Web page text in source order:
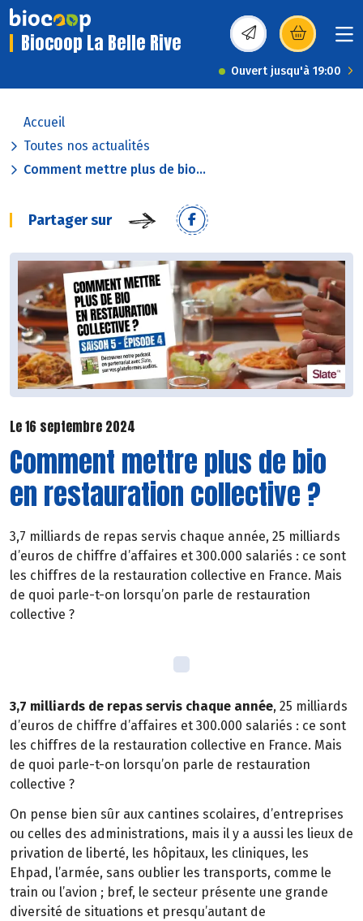
Biocoop La Belle Rive (s’ouvre dans une
Ouvert jusqu'à 19:00
Accueil
Toutes nos actualités
Comment mettre plus de bio...
Partager sur
Le 16 septembre 2024
Comment mettre plus de bio
en restauration collective ?
3,7 milliards de repas servis chaque année, 25 milliards
d’euros de chiffre d’affaires et 300.000 salariés : ce sont
les chiffres de la restauration collective en France. Mais
de quoi parle-t-on lorsqu’on parle de restauration
collective ?
3,7 milliards de repas servis chaque année, 25 milliards
d’euros de chiffre d’affaires et 300.000 salariés : ce sont
les chiffres de la restauration collective en France. Mais
de quoi parle-t-on lorsqu’on parle de restauration
collective ?
On pense bien sûr aux cantines scolaires, d’entreprises
ou celles des administrations, mais il y a aussi les lieux de
privation de liberté, les hôpitaux, les cliniques, les
Ehpad, l’armée, sans oublier les transports, comme le
train ou l’avion ; bref, le secteur présente une grande
diversité de situations et presqu’autant de